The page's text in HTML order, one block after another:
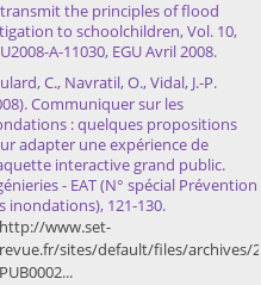
the principles of flood
to schoolchildren, Vol. 10,
A-11030, EGU Avril 2008.
C., Navratil, O., Vidal, J.-P.
Communiquer sur les
: quelques propositions
adapter une expérience de
interactive grand public.
- EAT (N° spécial Prévention
inondations), 121-130.
http://www.set-
revue.fr/sites/default/files/archives/
PUB0002...